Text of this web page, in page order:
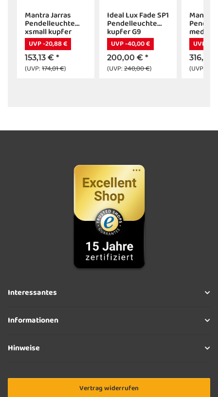
Mantra Jarras
Pendelleuchte
xsmall kupfer
UVP -20,88 €
153,13 € *
(UVP:174,01 €)
Ideal Lux Fade SP1
Pendelleuchte
kupfer G9
UVP -40,00 €
200,00 € *
(UVP:240,00 €)
Mantra
UVP -
316,10
(UVP:
Interessantes
Informationen
Hinweise
Vertrag widerrufen